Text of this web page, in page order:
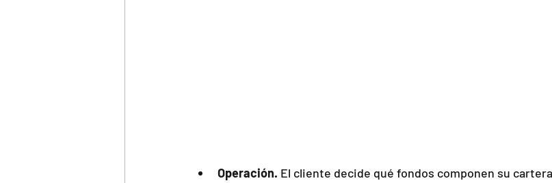
Operación. El cliente decide qué fondos componen su